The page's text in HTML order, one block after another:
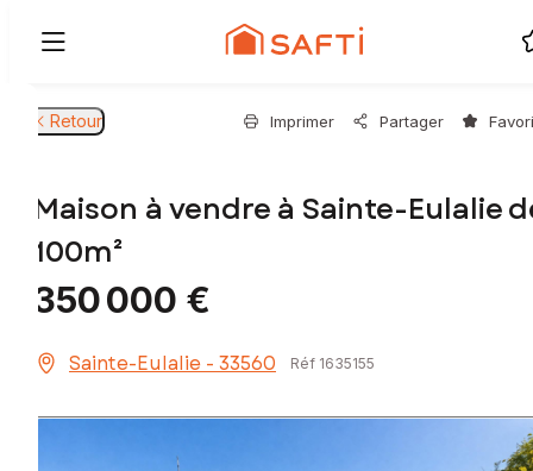
Retour Imprimer Partager
Maison à vendre à Sainte-Eulalie
100m²
350 000 €
Sainte-Eulalie - 33560 Réf 1635155